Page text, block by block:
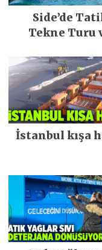
Side’de
Tekne Turu
İstanbul kışa